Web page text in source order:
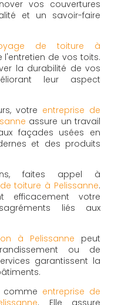
vos couvertures
et un savoir-faire
de toiture à
l'entretien de vos toits.
la durabilité de vos
leur aspect
votre entreprise de
assure un travail
façades usées en
et des produits
faites appel à
toiture à Pelissanne.
efficacement votre
liés aux
à Pelissanne peut
ou de
garantissent la
comme entreprise de